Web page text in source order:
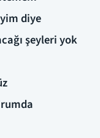
diye
şeyleri yok